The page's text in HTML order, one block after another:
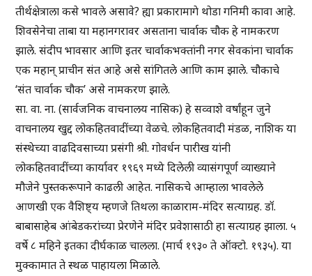
तीर्थक्षेत्राला कसे भावले असावे? ह्या प्रकारामागे थोडा गनिमी कावा आहे.
शिवसेनेचा ताबा या महानगरावर असताना चार्वाक चौक हे नामकरण
झाले. संदीप भावसार आणि इतर चार्वाकभक्तांनी नगर सेवकांना चार्वाक
एक महान् प्राचीन संत आहे असे सांगितले आणि काम झाले. चौकाचे
‘संत चार्वाक चौक’ असे नामकरण झाले.
सा. वा. ना. (सार्वजनिक वाचनालय नासिक) हे सव्वाशे वर्षांहून जुने
वाचनालय खुद्द लोकहितवादींच्या वेळचे. लोकहितवादी मंडळ, नाशिक या
संस्थेच्या वाढदिवसाच्या प्रसंगी श्री. गोवर्धन पारीख यांनी
लोकहितवादींच्या कार्यावर १९६९ मध्ये दिलेली व्यासंगपूर्ण व्याख्याने
मौजेने पुस्तकरूपाने काढली आहेत. नासिकचे आम्हाला भावलेले
आणखी एक वैशिष्ट्य म्हणजे तिथला काळाराम-मंदिर सत्याग्रह. डॉ.
बाबासाहेब आंबेडकरांच्या प्रेरणेने मंदिर प्रवेशासाठी हा सत्याग्रह झाला. ५
वर्षे ८ महिने इतका दीर्घकाळ चालला. (मार्च १९३० ते ऑक्टो. १९३५). या
मुक्कामात ते स्थळ पाहायला मिळाले.